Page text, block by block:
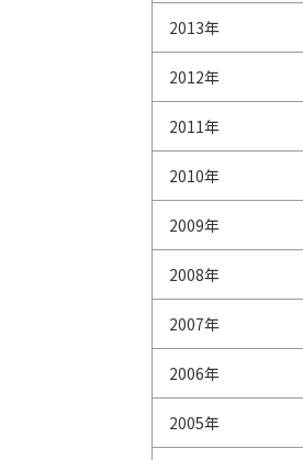
2013年
2012年
2011年
2010年
2009年
2008年
2007年
2006年
2005年